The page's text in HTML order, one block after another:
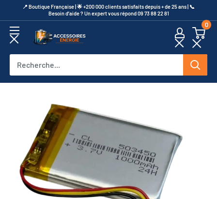
au
contenu
​📍​ Boutique Française | 🌟 +200 000 clients satisfaits depuis + de 25 ans | 📞​
Besoin d’aide ? Un expert vous répond 09 73 88 22 81
Accessoires
0